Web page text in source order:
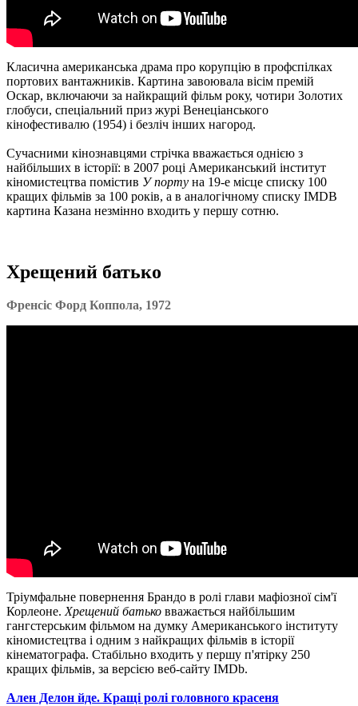
Класична американська драма про корупцію в профспілках
портових вантажників. Картина завоювала вісім премій
Оскар, включаючи за найкращий фільм року, чотири Золотих
глобуси, спеціальний приз журі Венеціанського
кінофестивалю (1954) і безліч інших нагород.
Сучасними кінознавцями стрічка вважається однією з
найбільших в історії: в 2007 році Американський інститут
кіномистецтва помістив У порту на 19-е місце списку 100
кращих фільмів за 100 років, а в аналогічному списку IMDB
картина Казана незмінно входить у першу сотню.
Хрещений батько
Френсіс Форд Коппола, 1972
Тріумфальне повернення Брандо в ролі глави мафіозної сім'ї
Корлеоне.Хрещений батько вважається найбільшим
гангстерським фільмом на думку Американського інституту
кіномистецтва і одним з найкращих фільмів в історії
кінематографа. Стабільно входить у першу п'ятірку 250
кращих фільмів, за версією веб-сайту IMDb.
Ален Делон йде. Кращі ролі головного красеня